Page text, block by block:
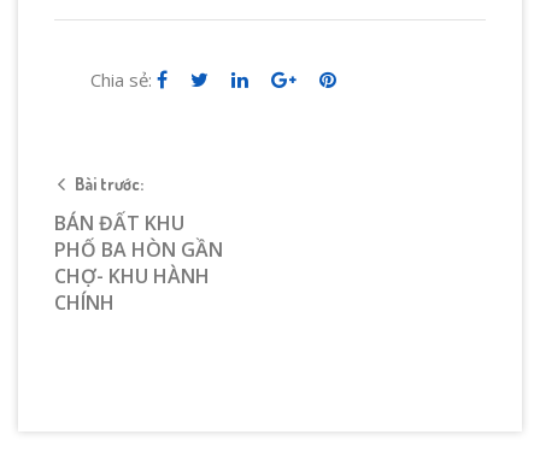
Chia sẻ:
Bài trước:
BÁN ĐẤT KHU
PHỐ BA HÒN GẦN
CHỢ- KHU HÀNH
CHÍNH